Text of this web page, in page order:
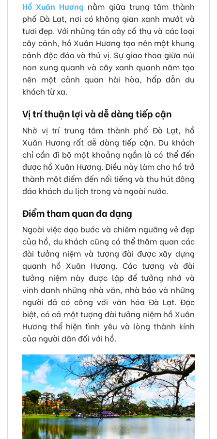
Hồ Xuân Hương nằm giữa trung tâm thành
phố Đà Lạt, nơi có không gian xanh mướt và
tươi đẹp. Với những tán cây cổ thụ và các loại
cây cảnh, hồ Xuân Hương tạo nên một khung
cảnh độc đáo và thú vị. Sự giao thoa giữa núi
non xung quanh và cây xanh quanh năm tạo
nên một cảnh quan hài hòa, hấp dẫn du
khách từ xa.
Vị trí thuận lợi và dễ dàng tiếp cận
Nhờ vị trí trung tâm thành phố Đà Lạt, hồ
Xuân Hương rất dễ dàng tiếp cận. Du khách
chỉ cần đi bộ một khoảng ngắn là có thể đến
được hồ Xuân Hương. Điều này làm cho hồ trở
thành một điểm đến nổi tiếng và thu hút đông
đảo khách du lịch trong và ngoài nước.
Điểm tham quan đa dạng
Ngoài việc dạo bước và chiêm ngưỡng vẻ đẹp
của hồ, du khách cũng có thể thăm quan các
đài tưởng niệm và tượng đài được xây dựng
quanh hồ Xuân Hương. Các tượng và đài
tưởng niệm này được lập để tưởng nhớ và
vinh danh những nhà văn, nhà báo và những
người đã có công với văn hóa Đà Lạt. Đặc
biệt, có cả một tượng đài tưởng niệm hồ Xuân
Hương thể hiện tình yêu và lòng thành kính
của người dân đối với hồ.